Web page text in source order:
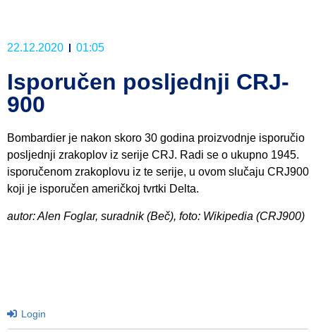
22.12.2020 01:05
Isporučen posljednji CRJ-
900
Bombardier je nakon skoro 30 godina proizvodnje isporučio
posljednji zrakoplov iz serije CRJ. Radi se o ukupno 1945.
isporučenom zrakoplovu iz te serije, u ovom slučaju CRJ900
koji je isporučen američkoj tvrtki Delta.
autor: Alen Foglar, suradnik (Beč), foto: Wikipedia (CRJ900)
Login